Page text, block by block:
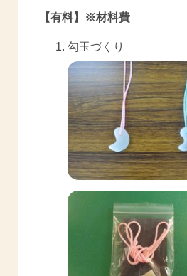
【有料】※材料費
勾玉づくり